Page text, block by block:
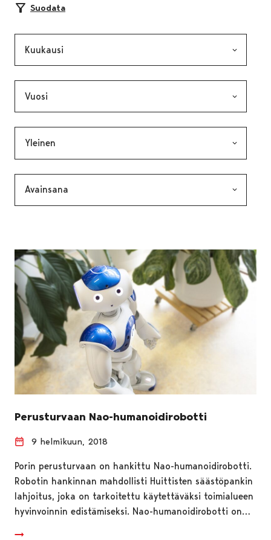
Suodata
Perusturvaan Nao-humanoidirobotti
9 helmikuun, 2018
Porin perusturvaan on hankittu Nao-humanoidirobotti.
Robotin hankinnan mahdollisti Huittisten säästöpankin
lahjoitus, joka on tarkoitettu käytettäväksi toimialueen
hyvinvoinnin edistämiseksi. Nao-humanoidirobotti on…